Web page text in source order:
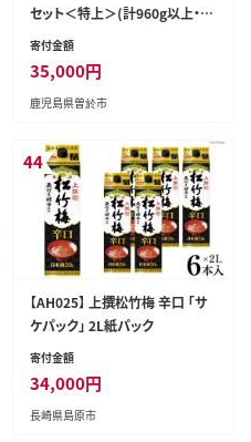
セット＜特上＞(計960g以上・16
0g以上×6尾)タレ・山椒付鰻う
寄付金額
35,000円
鹿児島県曽於市
44
【AH025】 上撰松竹梅 辛口 「サ
ケパック」 2L紙パック
寄付金額
34,000円
長崎県島原市